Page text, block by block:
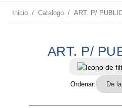
Inicio Catalogo ART. P/
ART. P/
Ordenar: